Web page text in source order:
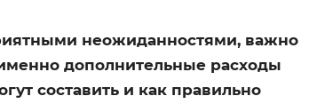
неожиданностями, важно
дополнительные расходы
составить и как правильно